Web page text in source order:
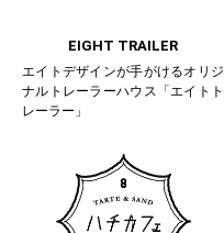
EIGHT TRAILER
エイトデザインが手がけるオリジ
ナルトレーラーハウス「エイトト
レーラー」